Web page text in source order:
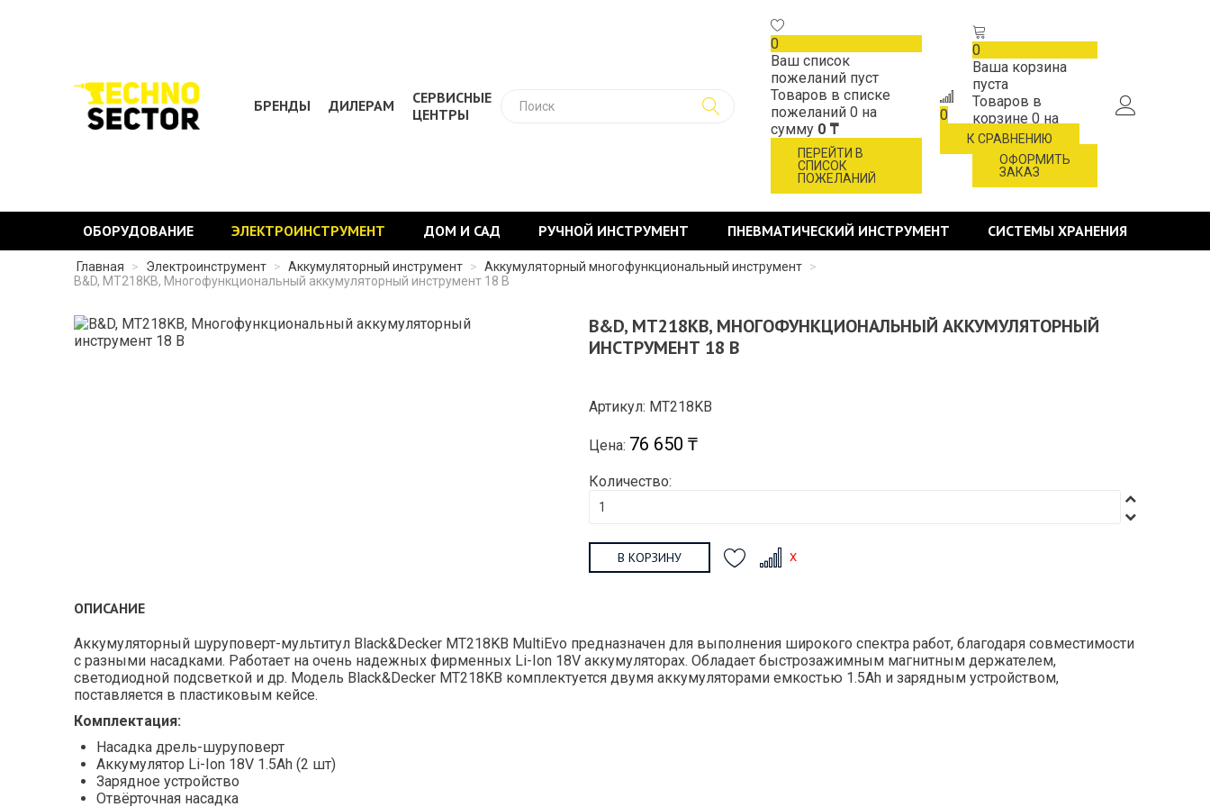
БРЕНДЫ ДИЛЕРАМ
СЕРВИСНЫЕ
ЦЕНТРЫ
0
Ваш список
пожеланий пуст
Товаров в списке
пожеланий 0 на
сумму 0 ₸
ПЕРЕЙТИ В
СПИСОК
ПОЖЕЛАНИЙ
0
К СРАВНЕНИЮ
0
Ваша корзина
пуста
Товаров в
корзине 0 на
сумму0 ₸
ОФОРМИТЬ
ЗАКАЗ
ОБОРУДОВАНИЕ ЭЛЕКТРОИНСТРУМЕНТ ДОМ И САД РУЧНОЙ ИНСТРУМЕНТ ПНЕВМАТИЧЕСКИЙ ИНСТРУМЕНТ СИСТЕМЫ ХРАНЕНИЯ
Главная > Электроинструмент > Аккумуляторный инструмент > Аккумуляторный многофункциональный инструмент >
B&D, MT218KB, Многофункциональный аккумуляторный инструмент 18 В
B&D, MT218KB, МНОГОФУНКЦИОНАЛЬНЫЙ АККУМУЛЯТОРНЫЙ
ИНСТРУМЕНТ 18 В
Артикул: MT218KB
Цена: 76 650 ₸
Количество:
В КОРЗИНУ
ОПИСАНИЕ
Аккумуляторный шуруповерт-мультитул Black&Decker MT218KB MultiEvo предназначен для выполнения широкого спектра работ, благодаря совместимости
с разными насадками. Работает на очень надежных фирменных Li-Ion 18V аккумуляторах. Обладает быстрозажимным магнитным держателем,
светодиодной подсветкой и др. Модель Black&Decker MT218KB комплектуется двумя аккумуляторами емкостью 1.5Ah и зарядным устройством,
поставляется в пластиковым кейсе.
Комплектация:
Насадка дрель-шуруповерт
Аккумулятор Li-Ion 18V 1.5Ah (2 шт)
Зарядное устройство
Отвёрточная насадка